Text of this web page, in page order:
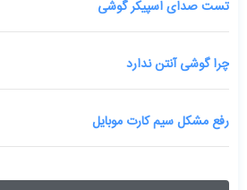
تست صدای اسپیکر گوشی
چرا گوشی آنتن ندارد
رفع مشکل سیم کارت موبایل